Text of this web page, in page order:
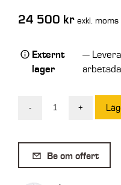
24 500 kr exkl. moms
Externt
lager
—
-
Aluminiumramp
ton/par
2,5
+
Be om offert